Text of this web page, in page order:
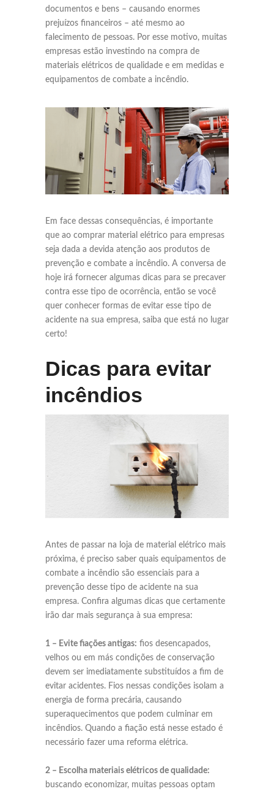
documentos e bens – causando enormes
prejuízos financeiros – até mesmo ao
falecimento de pessoas. Por esse motivo, muitas
empresas estão investindo na compra de
materiais elétricos de qualidade e em medidas e
equipamentos de combate a incêndio.
Em face dessas consequências, é importante
que ao comprar material elétrico para empresas
seja dada a devida atenção aos produtos de
prevenção e combate a incêndio. A conversa de
hoje irá fornecer algumas dicas para se precaver
contra esse tipo de ocorrência, então se você
quer conhecer formas de evitar esse tipo de
acidente na sua empresa, saiba que está no lugar
certo!
Dicas para evitar
incêndios
Antes de passar na loja de material elétrico mais
próxima, é preciso saber quais equipamentos de
combate a incêndio são essenciais para a
prevenção desse tipo de acidente na sua
empresa. Confira algumas dicas que certamente
irão dar mais segurança à sua empresa:
1 – Evite fiações antigas: fios desencapados,
velhos ou em más condições de conservação
devem ser imediatamente substituídos a fim de
evitar acidentes. Fios nessas condições isolam a
energia de forma precária, causando
superaquecimentos que podem culminar em
incêndios. Quando a fiação está nesse estado é
necessário fazer uma reforma elétrica.
2 – Escolha materiais elétricos de qualidade:
buscando economizar, muitas pessoas optam